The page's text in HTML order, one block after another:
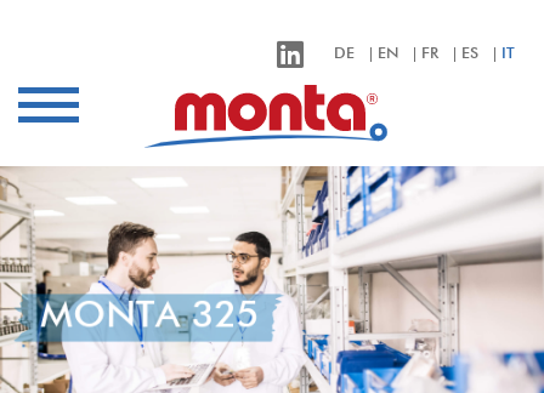
qualità
azienda
contatto
DE EN FR ES IT
MONTA 325